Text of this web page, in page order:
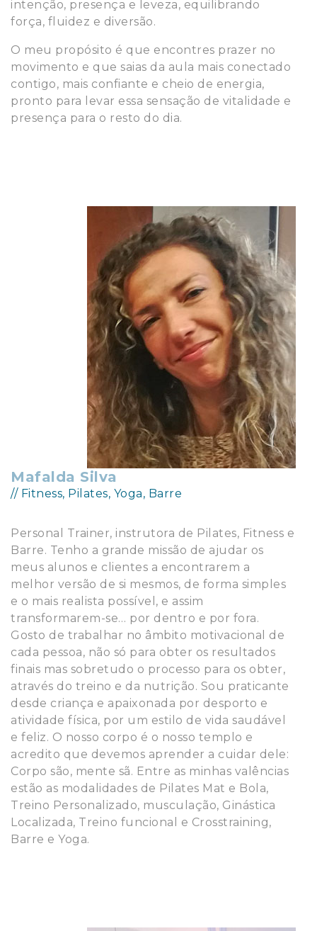
intenção, presença e leveza, equilibrando
força, fluidez e diversão.
O meu propósito é que encontres prazer no
movimento e que saias da aula mais conectado
contigo, mais confiante e cheio de energia,
pronto para levar essa sensação de vitalidade e
presença para o resto do dia.
Mafalda Silva
// Fitness, Pilates, Yoga, Barre
Personal Trainer, instrutora de Pilates, Fitness e
Barre. Tenho a grande missão de ajudar os
meus alunos e clientes a encontrarem a
melhor versão de si mesmos, de forma simples
e o mais realista possível, e assim
transformarem-se… por dentro e por fora.
Gosto de trabalhar no âmbito motivacional de
cada pessoa, não só para obter os resultados
finais mas sobretudo o processo para os obter,
através do treino e da nutrição. Sou praticante
desde criança e apaixonada por desporto e
atividade física, por um estilo de vida saudável
e feliz. O nosso corpo é o nosso templo e
acredito que devemos aprender a cuidar dele:
Corpo são, mente sã. Entre as minhas valências
estão as modalidades de Pilates Mat e Bola,
Treino Personalizado, musculação, Ginástica
Localizada, Treino funcional e Crosstraining,
Barre e Yoga.